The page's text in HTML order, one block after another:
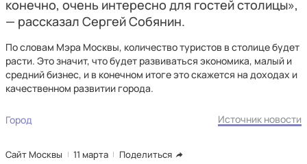
конечно, очень интересно для гостей столицы»,
— рассказал Сергей Собянин.
По словам Мэра Москвы, количество туристов в столице будет
расти. Это значит, что будет развиваться экономика, малый и
средний бизнес, и в конечном итоге это скажется на доходах и
качественном развитии города.
Город Источник новости
Сайт Москвы 11 марта Поделиться